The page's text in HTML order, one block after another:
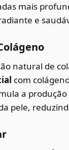
mais
e
natural de
com
a
pele,